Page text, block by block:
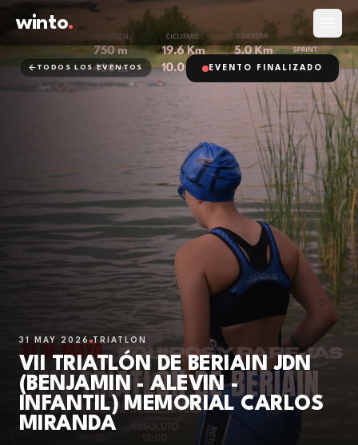
winto.
TODOS LOS EVENTOS
31 MAY 2026 TRIATLÓN
VII TRIATLÓN DE BERIAIN JDN
(BENJAMIN - ALEVIN -
INFANTIL) MEMORIAL CARLOS
MIRANDA
EVENTO FINALIZADO